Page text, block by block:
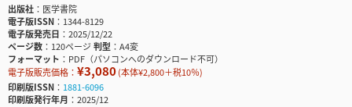
出版社
医学書院
電子版ISSN
1344-8129
電子版発売日
2025/12/22
ページ数
120ページ判型
A4変
フォーマット
PDF（パソコンへのダウンロード不可）
電子版販売価格： ¥3,080(本体¥2,800＋税10％)
印刷版ISSN
1881-6096
印刷版発行年月
2025/12